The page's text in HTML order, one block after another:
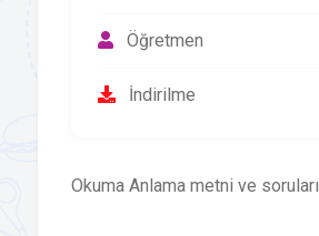
Öğretmen
İndirilme
Okuma Anlama metni ve soruları